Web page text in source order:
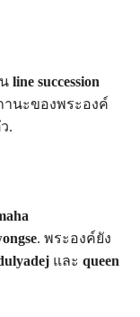
line succession
านะของพระองค์
.
. พระองค์ยัง
และ queen